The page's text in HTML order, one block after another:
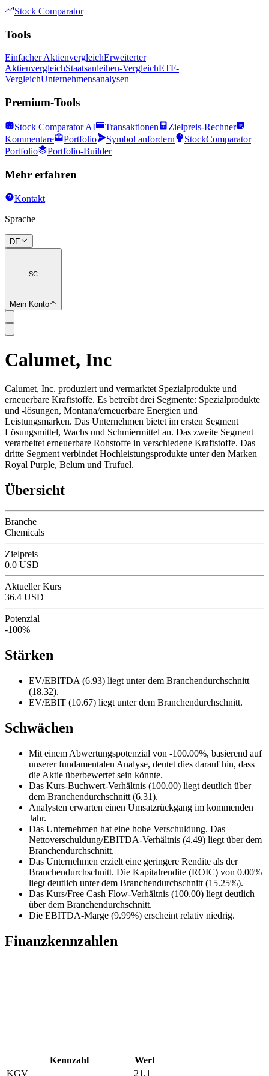
Stock Comparator
Tools
Einfacher AktienvergleichErweiterter
AktienvergleichStaatsanleihen-VergleichETF-
VergleichUnternehmensanalysen
Premium-Tools
Stock Comparator AI Transaktionen
Zielpreis-Rechner
Kommentare
Portfolio Symbol anfordern
StockComparator
Portfolio
Portfolio-Builder
Mehr erfahren
Kontakt
Sprache
DE
SC
Mein Konto
SC
Calumet, Inc
Calumet, Inc. produziert und vermarktet Spezialprodukte und
erneuerbare Kraftstoffe. Es betreibt drei Segmente: Spezialprodukte
und -lösungen, Montana/erneuerbare Energien und
Leistungsmarken. Das Unternehmen bietet im ersten Segment
Lösungsmittel, Wachs und Schmiermittel an. Das zweite Segment
verarbeitet erneuerbare Rohstoffe in verschiedene Kraftstoffe. Das
dritte Segment verbindet Hochleistungsprodukte unter den Marken
Royal Purple, Belum und Trufuel.
Übersicht
Branche
Chemicals
Zielpreis
0.0 USD
Aktueller Kurs
36.4 USD
Potenzial
-100%
Stärken
EV/EBITDA (6.93) liegt unter dem Branchendurchschnitt
(18.32).
EV/EBIT (10.67) liegt unter dem Branchendurchschnitt.
Schwächen
Mit einem Abwertungspotenzial von -100.00%, basierend auf
unserer fundamentalen Analyse, deutet dies darauf hin, dass
die Aktie überbewertet sein könnte.
Das Kurs-Buchwert-Verhältnis (100.00) liegt deutlich über
dem Branchendurchschnitt (6.31).
Analysten erwarten einen Umsatzrückgang im kommenden
Jahr.
Das Unternehmen hat eine hohe Verschuldung. Das
Nettoverschuldung/EBITDA-Verhältnis (4.49) liegt über dem
Branchendurchschnitt.
Das Unternehmen erzielt eine geringere Rendite als der
Branchendurchschnitt. Die Kapitalrendite (ROIC) von 0.00%
liegt deutlich unter dem Branchendurchschnitt (15.25%).
Das Kurs/Free Cash Flow-Verhältnis (100.00) liegt deutlich
über dem Branchendurchschnitt.
Die EBITDA-Marge (9.99%) erscheint relativ niedrig.
Finanzkennzahlen
Kennzahl
Wert
KGV
21.1